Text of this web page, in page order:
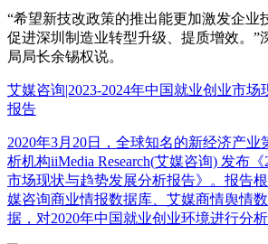
“希望新技改政策的推出能更加激发企业
促进深圳制造业转型升级、提质增效。”
局局长余锡权说。
艾媒咨询|2023-2024年中国就业创业市
报告
2020年3月20日，全球知名的新经济产业
析机构iiMedia Research(艾媒咨询) 发布
市场现状与趋势发展分析报告》。报告
媒咨询商业情报数据库、艾媒商情舆情
据，对2020年中国就业创业环境进行分